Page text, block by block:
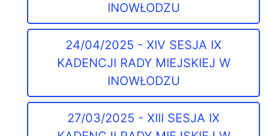
INOWŁODZU
24/04/2025 - XIV SESJA IX
KADENCJI RADY MIEJSKIEJ W
INOWŁODZU
27/03/2025 - XIII SESJA IX